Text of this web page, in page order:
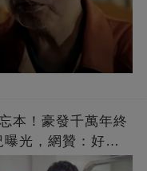
本！豪發千萬年終
光，網贊：好老